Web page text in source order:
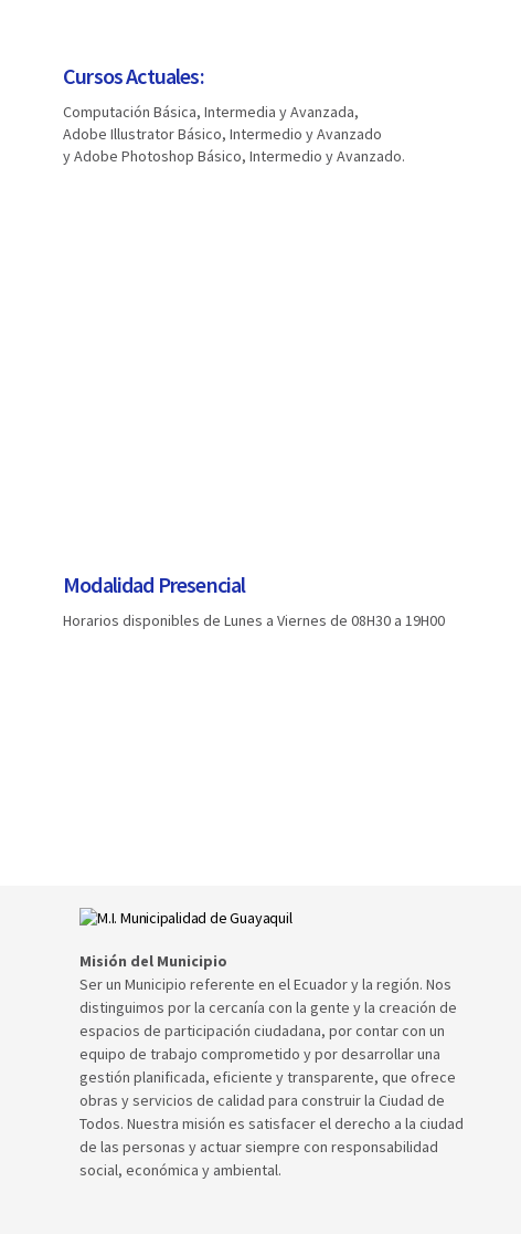
Cursos Actuales:
Computación Básica, Intermedia y Avanzada,
Adobe Illustrator Básico, Intermedio y Avanzado
y Adobe Photoshop Básico, Intermedio y Avanzado.
Modalidad Presencial
Horarios disponibles de Lunes a Viernes de 08H30 a 19H00
Misión del Municipio
Ser un Municipio referente en el Ecuador y la región. Nos
distinguimos por la cercanía con la gente y la creación de
espacios de participación ciudadana, por contar con un
equipo de trabajo comprometido y por desarrollar una
gestión planificada, eficiente y transparente, que ofrece
obras y servicios de calidad para construir la Ciudad de
Todos. Nuestra misión es satisfacer el derecho a la ciudad
de las personas y actuar siempre con responsabilidad
social, económica y ambiental.